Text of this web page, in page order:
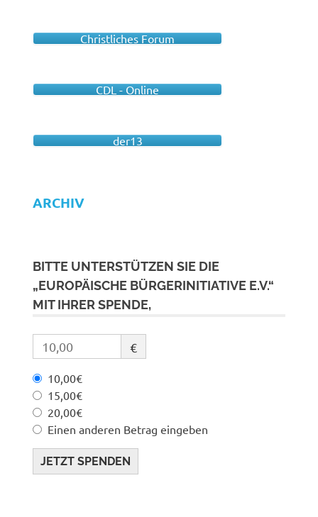
Christliches Forum
CDL - Online
der13
ARCHIV
BITTE UNTERSTÜTZEN SIE DIE
„EUROPÄISCHE BÜRGERINITIATIVE E.V.“
MIT IHRER SPENDE,
€
10,00€
15,00€
20,00€
Einen anderen Betrag eingeben
JETZT SPENDEN